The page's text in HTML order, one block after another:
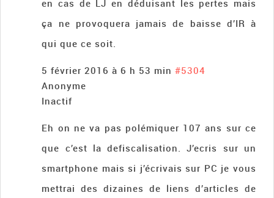
en cas de LJ en déduisant les pertes mais
ça ne provoquera jamais de baisse d’IR à
qui que ce soit.
5 février 2016 à 6 h 53 min #5304
Anonyme
Inactif
Eh on ne va pas polémiquer 107 ans sur ce
que c’est la defiscalisation. J’ecris sur un
smartphone mais si j’écrivais sur PC je vous
mettrai des dizaines de liens d’articles de